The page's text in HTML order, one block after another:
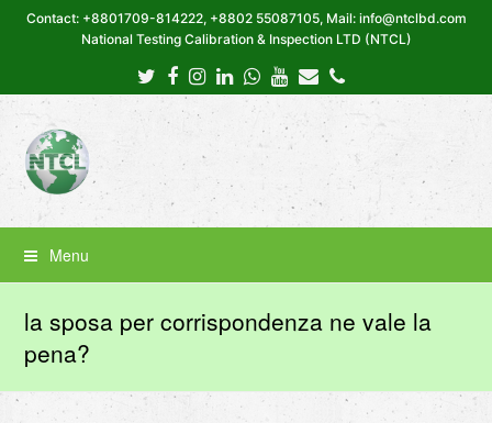
Contact: +8801709-814222, +8802 55087105, Mail: info@ntclbd.com
National Testing Calibration & Inspection LTD (NTCL)
Twitter
Facebook
Instagram
LinkedIn
Whatsapp
Youtube
EmailPhone
Menu
la sposa per corrispondenza ne vale la
pena?